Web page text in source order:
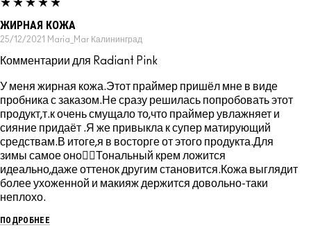
ЖИРНАЯ КОЖА
25/12/2021 Maria_Mar Калининград
Комментарии для Radiant Pink
У меня жирная кожа.Этот праймер пришёл мне в виде
пробника с заказом.Не сразу решилась попробовать этот
продукт,т.к очень смущало то,что праймер увлажняет и
сияние придаёт .Я же привыкла к супер матирующий
средствам.В итоге,я в восторге от этого продукта.Для
зимы самое оно👍🏻Тональный крем ложится
идеально,даже оттенок другим становится.Кожа выглядит
более ухоженной и макияж держится довольно-таки
неплохо.
ПОДРОБНЕЕ